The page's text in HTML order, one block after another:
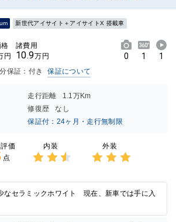
新世代アイサイト＋アイサイトX 搭載車
円
諸費用
10.9万円 0 1 1
保証：付き 保証について
走行距離
1.1万Km
修復歴
なし
保証付：24ヶ月・走行無制限
価
点
内装
2.5点
の評価
外装
3点の
評価
なセラミックホワイト 現在、新車では手に入